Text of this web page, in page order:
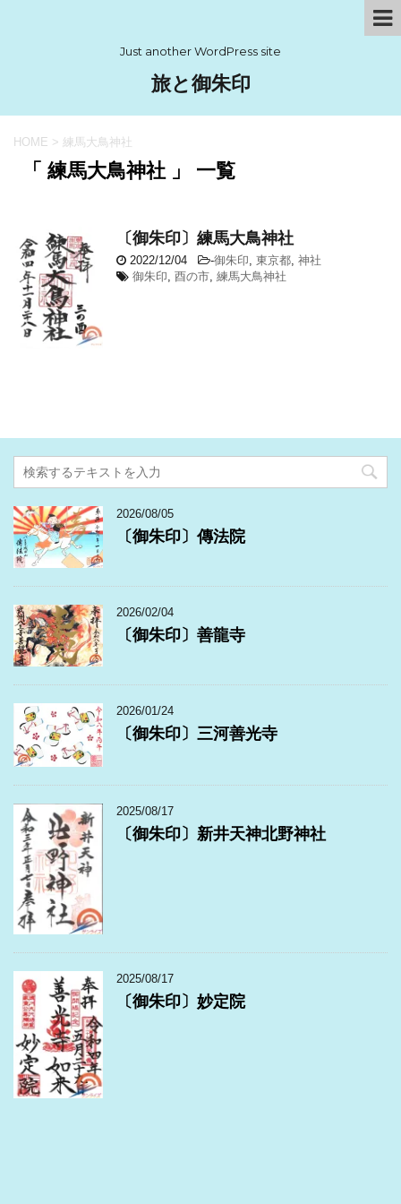
Just another WordPress site
旅と御朱印
HOME > 練馬大鳥神社
「 練馬大鳥神社 」 一覧
〔御朱印〕練馬大鳥神社
2022/12/04 -御朱印, 東京都, 神社
御朱印, 酉の市, 練馬大鳥神社
2026/08/05
〔御朱印〕傳法院
2026/02/04
〔御朱印〕善龍寺
2026/01/24
〔御朱印〕三河善光寺
2025/08/17
〔御朱印〕新井天神北野神社
2025/08/17
〔御朱印〕妙定院